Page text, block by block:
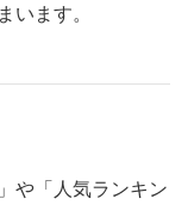
います。
や「人気ランキン